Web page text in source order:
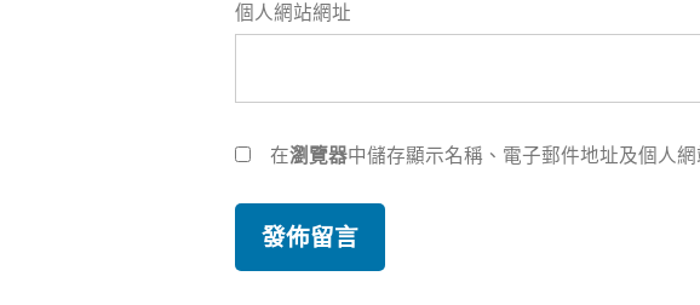
個人網站網址
在瀏覽器中儲存顯示名稱、電子郵件地址及個人